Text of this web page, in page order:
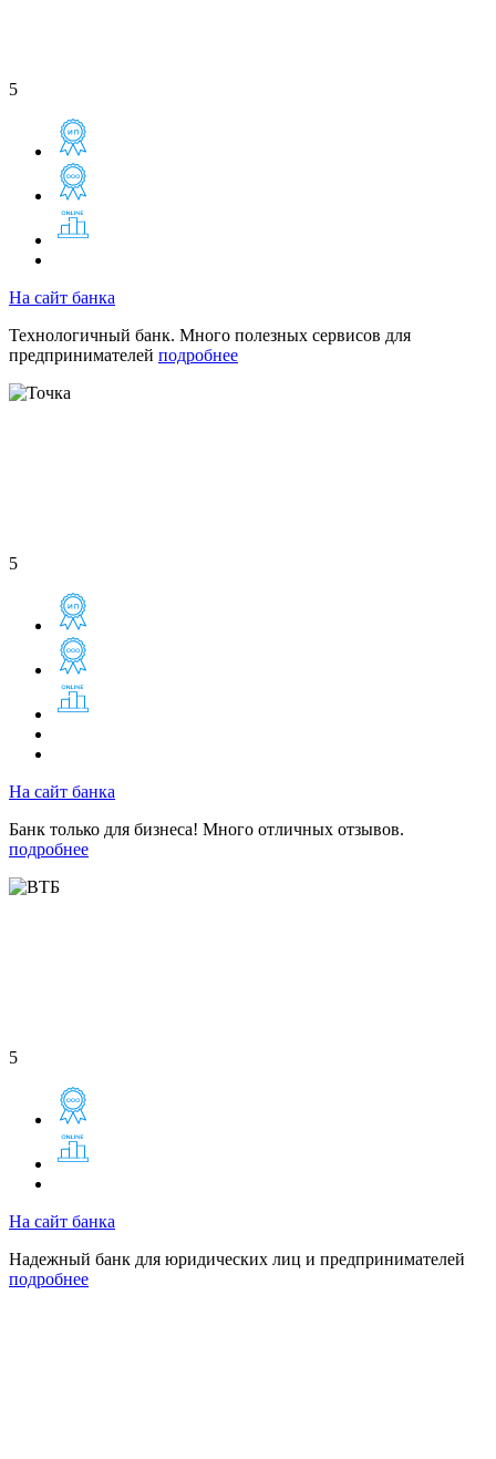
5
На сайт банка
Технологичный банк. Много полезных сервисов для
предпринимателей подробнее
5
На сайт банка
Банк только для бизнеса! Много отличных отзывов.
подробнее
5
На сайт банка
Надежный банк для юридических лиц и предпринимателей
подробнее